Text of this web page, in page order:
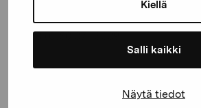
Kiellä
Salli kaikki
Näytä tiedot
proartibus@proartibus.fi
+358 (0)50 371 6339